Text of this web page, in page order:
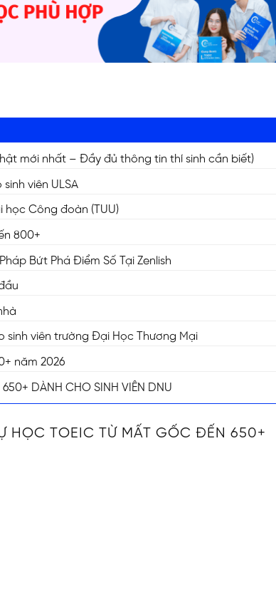
nhật mới nhất – Đầy đủ thông tin thí sinh cần biết)
viên ULSA
học Công đoàn (TUU)
800+
Bứt Phá Điểm Số Tại Zenlish
sinh viên trường Đại Học Thương Mại
năm 2026
DÀNH CHO SINH VIÊN DNU
HỌC TOEIC TỪ MẤT GỐC ĐẾN 650+